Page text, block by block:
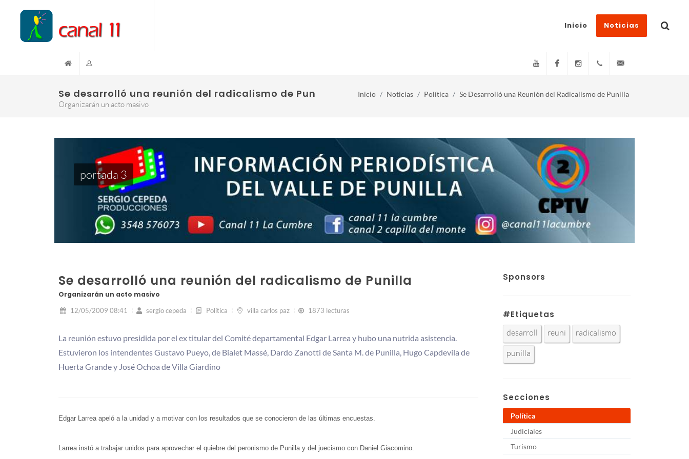
Inicio Noticias
YouTube FacebookInstagram(+54)(9)3548-576073
Se desarrolló una reunión del radicalismo de Punilla
Organizarán un acto masivo
Inicio Noticias Política Se Desarrolló una Reunión del Radicalismo de Punilla
portada 3
Se desarrolló una reunión del radicalismo de Punilla
Organizarán un acto masivo
12/05/2009 08:41 sergio cepeda Política villa carlos paz 1873 lecturas
La reunión estuvo presidida por el ex titular del Comité departamental Edgar Larrea y hubo una nutrida asistencia.
Estuvieron los intendentes Gustavo Pueyo, de Bialet Massé, Dardo Zanotti de Santa M. de Punilla, Hugo Capdevila de
Huerta Grande y José Ochoa de Villa Giardino
Edgar Larrea apeló a la unidad y a motivar con los resultados que se conocieron de las últimas encuestas.
Larrea instó a trabajar unidos para aprovechar el quiebre del peronismo de Punilla y del juecismo con Daniel Giacomino.
Sponsors
#Etiquetas
desarroll reuni
radicalismo
punilla
Secciones
Política
Judiciales
Turismo